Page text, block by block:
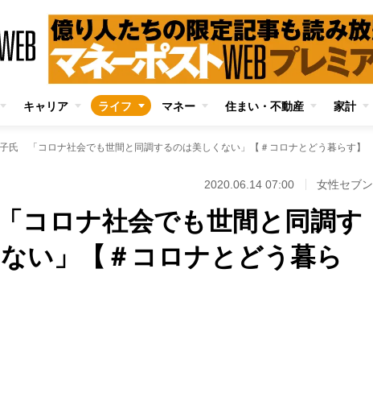
キャリア ライフ マネー 住まい・不動産 家計
氏 「コロナ社会でも世間と同調するのは美しくない」【＃コロナとどう暮らす】
2020.06.14 07:00 女性セブン
コロナ社会でも世間と同調す
い」【＃コロナとどう暮ら